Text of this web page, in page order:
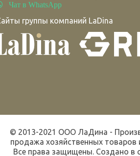
Чат в WhatsApp
группы компаний LaDina
© 2013-2021 ООО ЛаДина -
продажа хозяйственных товаров
Все права защищены. Создано в